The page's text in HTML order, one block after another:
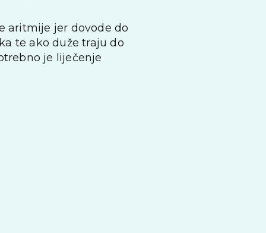
aritmije jer dovode do
te ako duže traju do
je liječenje